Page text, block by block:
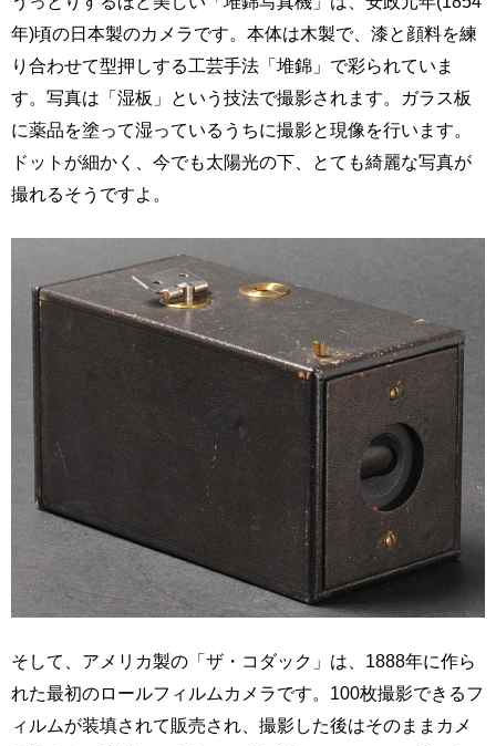
年)頃の日本製のカメラです。本体は木製で、漆と顔料を練
り合わせて型押しする工芸手法「堆錦」で彩られていま
す。写真は「湿板」という技法で撮影されます。ガラス板
に薬品を塗って湿っているうちに撮影と現像を行います。
ドットが細かく、今でも太陽光の下、とても綺麗な写真が
撮れるそうですよ。
そして、アメリカ製の「ザ・コダック」は、1888年に作ら
れた最初のロールフィルムカメラです。100枚撮影できるフ
ィルムが装填されて販売され、撮影した後はそのままカメ